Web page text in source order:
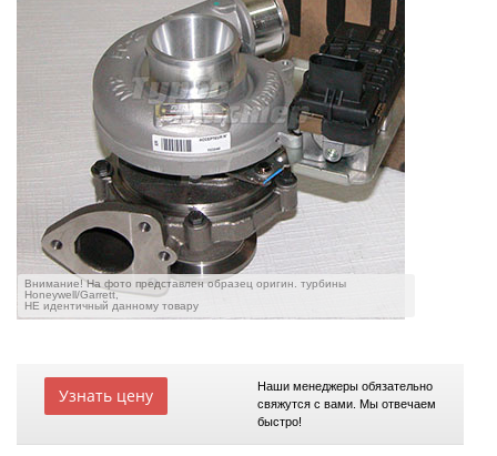
Внимание! На фото представлен образец оригин. турбины
Honeywell/Garrett,
НЕ идентичный данному товару
Узнать цену
Наши менеджеры обязательно
свяжутся с вами. Мы отвечаем
быстро!